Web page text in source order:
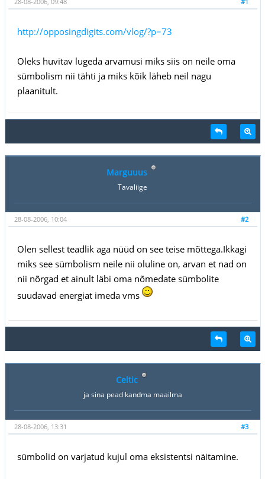
http://opposingdigits.com/vlog/?p=73
Oleks huvitav lugeda arvamusi miks siis on neile oma
sümbolism nii tähti ja miks kõik läheb neil nagu
plaanitult.
Marguuus
Tavaliige
#2
28-08-2006, 10:04
Olen sellest teadlik aga nüüd on see teise mõttega.Ikkagi
miks see sümbolism neile nii oluline on, arvan et nad on
nii nõrgad et ainult läbi oma nõmedate sümbolite
suudavad energiat imeda vms
Celtic
ja sina pead kandma maailma
#3
28-08-2006, 13:31
sümbolid on varjatud kujul oma eksistentsi näitamine.